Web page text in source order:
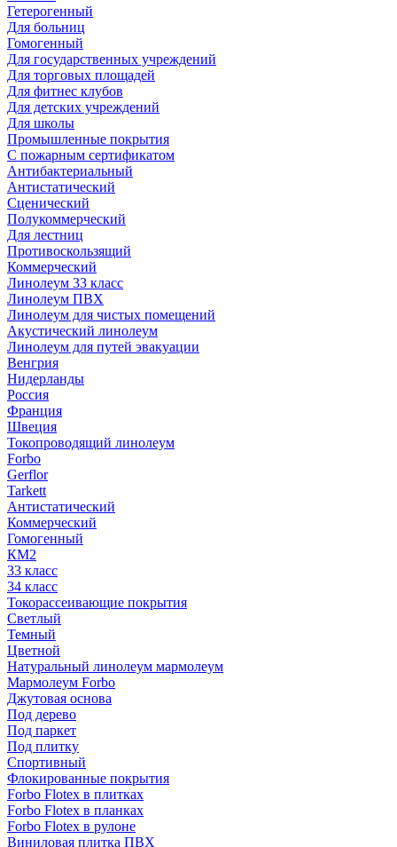
Гетерогенный
Для больниц
Гомогенный
Для государственных учреждений
Для торговых площадей
Для фитнес клубов
Для детских учреждений
Для школы
Промышленные покрытия
С пожарным сертификатом
Антибактериальный
Антистатический
Сценический
Полукоммерческий
Для лестниц
Противоскользящий
Коммерческий
Линолеум 33 класс
Линолеум ПВХ
Линолеум для чистых помещений
Акустический линолеум
Линолеум для путей эвакуации
Венгрия
Нидерланды
Россия
Франция
Швеция
Токопроводящий линолеум
Forbo
Gerflor
Tarkett
Антистатический
Коммерческий
Гомогенный
КМ2
33 класс
34 класс
Токорассеивающие покрытия
Светлый
Темный
Цветной
Натуральный линолеум мармолеум
Мармолеум Forbo
Джутовая основа
Под дерево
Под паркет
Под плитку
Спортивный
Флокированные покрытия
Forbo Flotex в плитках
Forbo Flotex в планках
Forbo Flotex в рулоне
Виниловая плитка ПВХ